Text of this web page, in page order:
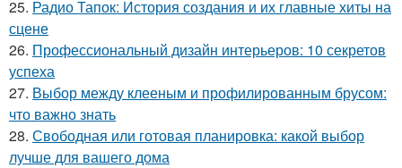
25. Радио Тапок: История создания и их главные хиты на
сцене
26. Профессиональный дизайн интерьеров: 10 секретов
успеха
27. Выбор между клееным и профилированным брусом:
что важно знать
28. Свободная или готовая планировка: какой выбор
лучше для вашего дома